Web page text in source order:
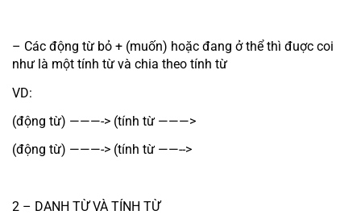
– Các động từ bỏ + (muốn) hoặc đang ở thể thì đuợc coi
như là một tính từ và chia theo tính từ
VD:
(động từ) ———-> (tính từ ———>
(động từ) ———-> (tính từ ——-->
2 – DANH TỪ VÀ TÍNH TỪ